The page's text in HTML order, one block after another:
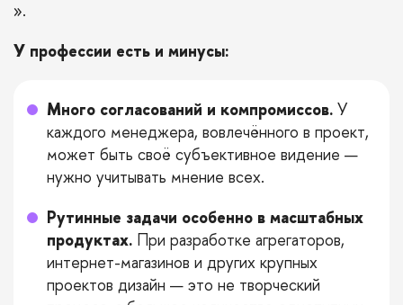
».
У профессии есть и минусы:
Много согласований и компромиссов. У
каждого менеджера, вовлечённого в проект,
может быть своё субъективное видение —
нужно учитывать мнение всех.
Рутинные задачи особенно в масштабных
продуктах. При разработке агрегаторов,
интернет-магазинов и других крупных
проектов дизайн — это не творческий